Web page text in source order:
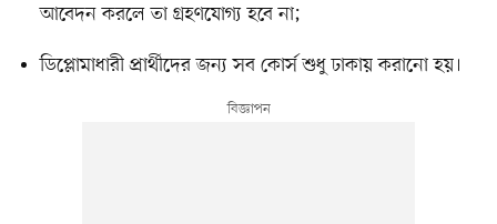
আবেদন করলে তা গ্রহণযোগ্য হবে না;
ডিপ্লোমাধারী প্রার্থীদের জন্য সব কোর্স শুধু ঢাকায় করানো হয়।